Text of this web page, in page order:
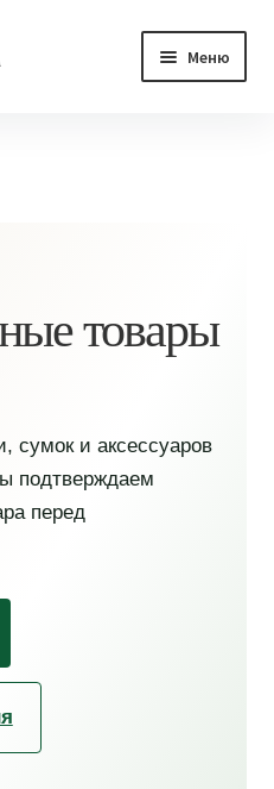
Меню
товары
сумок и аксессуаров
подтверждаем
перед